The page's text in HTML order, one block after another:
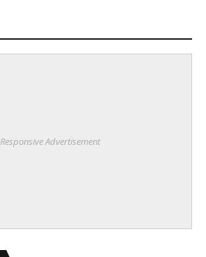
Responsive Advertisement